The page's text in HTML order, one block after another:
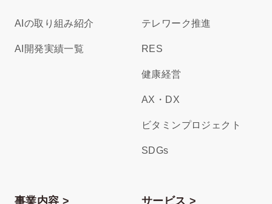
AIの取り組み紹介
AI開発実績一覧
テレワーク推進
RES
健康経営
AX・DX
ビタミンプロジェクト
SDGs
事業内容 > サービス >